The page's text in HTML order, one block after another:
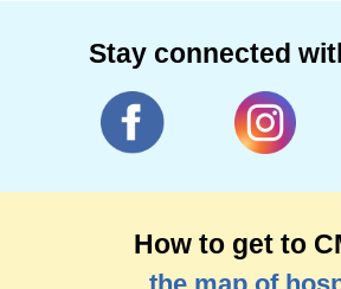
Stay connected
How to get to